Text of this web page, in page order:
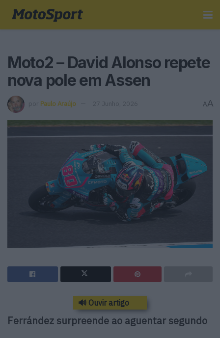
Moto2 – David Alonso repete
nova pole em Assen
por Paulo Araújo 27 Junho, 2026 AA
🔊 Ouvir artigo
Ferrández surpreende ao aguentar segundo